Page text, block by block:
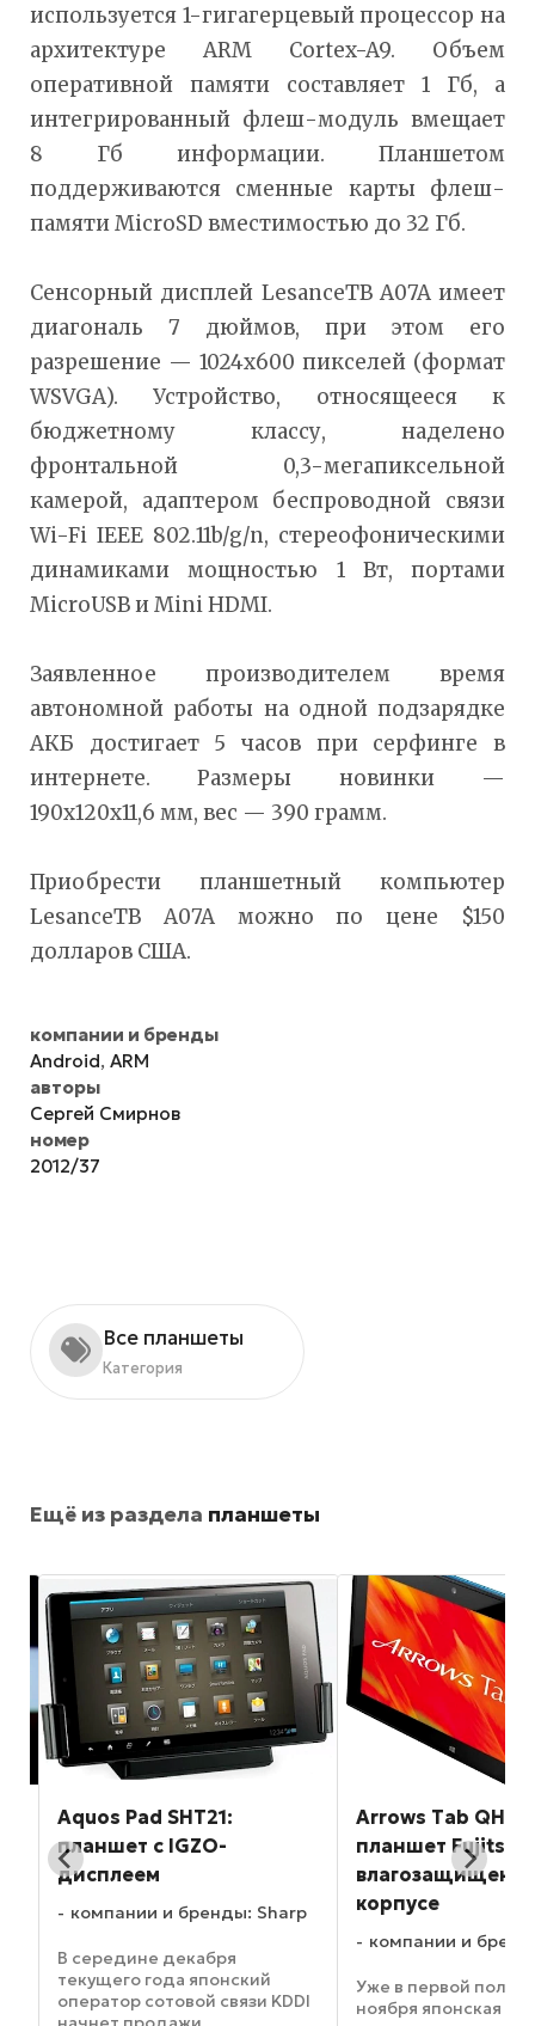
используется 1-гигагерцевый процессор на
архитектуре ARM Cortex-A9. Объем
оперативной памяти составляет 1 Гб, а
интегрированный флеш-модуль вмещает
8 Гб информации. Планшетом
поддерживаются сменные карты флеш-
памяти MicroSD вместимостью до 32 Гб.
Сенсорный дисплей LesanceTB A07A имеет
диагональ 7 дюймов, при этом его
разрешение — 1024х600 пикселей (формат
WSVGA). Устройство, относящееся к
бюджетному классу, наделено
фронтальной 0,3-мегапиксельной
камерой, адаптером беспроводной связи
Wi-Fi IEEE 802.11b/g/n, стереофоническими
динамиками мощностью 1 Вт, портами
MicroUSB и Mini HDMI.
Заявленное производителем время
автономной работы на одной подзарядке
АКБ достигает 5 часов при серфинге в
интернете. Размеры новинки —
190х120х11,6 мм, вес — 390 грамм.
Приобрести планшетный компьютер
LesanceTB A07A можно по цене $150
долларов США.
компании и бренды
Android, ARM
авторы
Сергей Смирнов
номер
2012/37
Все планшеты
Категория
Ещё из раздела планшеты
Aquos Pad SHT21:
планшет с IGZO-
дисплеем
компании и бренды: Sharp
В середине декабря
текущего года японский
оператор сотовой связи KDDI
Arrows Tab QH55:
планшет Fujitsu
корпусе
компании и
Уже в первой
ноября японская